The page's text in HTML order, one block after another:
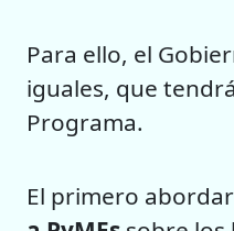
Para ello, el
iguales, que
Programa.
El primero